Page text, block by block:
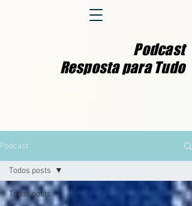
Podcast
Resposta para Tudo
Podcast
Todos posts
Todos posts